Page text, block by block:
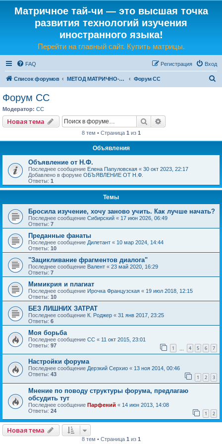
Матричное тай-чи — это высшая точка
развития технологий изучения
иностранного языка!
Перейти на главный сайт. Купить матрицы.
FAQ Вход
Регистрация
Список форумов МЕТОД МАТРИЧНО-ЯЗЫКОВОГО ТАЙ-ЧИ Форум СС
Форум СС
Модератор: CC
Новая тема Поиск
8 тем • Страница 1 из 1
Объявления
Объявление от Н.Ф.
Последнее сообщение Елена Папуловская « 30 окт 2023, 22:17
Добавлено в форуме ОБЪЯВЛЕНИЕ ОТ Н.Ф.
Ответы: 1
Темы
Бросила изучение, хочу заново учить. Как лучше начать?
Последнее сообщение Сибирский « 17 июн 2026, 06:49
Ответы: 7
Преданные фанаты
Последнее сообщение Дилетант « 10 мар 2024, 14:44
Ответы: 10
"Зацикливание фрагментов диалога"
Последнее сообщение Валент « 23 май 2020, 16:29
Ответы: 7
Мимикрия и плагиат
Последнее сообщение Ирочка Французская « 19 июл 2018, 12:15
Ответы: 10
БЕЗ ЛИШНИХ ЗАТРАТ
Последнее сообщение К. Роджер « 31 янв 2017, 23:25
Ответы: 6
Моя борьба
Последнее сообщение CC « 11 окт 2015, 23:01
Ответы: 97 1 4 5 6 7
Настройки форума
Последнее сообщение Дерзкий Серхио « 13 ноя 2014, 00:46
Ответы: 43 1 2 3
Мнение по поводу структуры форума, предлагаю
обсудить тут
Последнее сообщение Парфений « 14 июн 2013, 14:08
Ответы: 24 1 2
Новая тема
8 тем • Страница 1из 1